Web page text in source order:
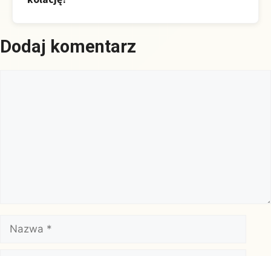
Dodaj komentarz
Nazwa